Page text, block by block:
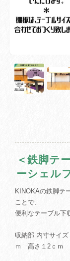
＜鉄脚テ
ーシェル
KINOKAの鉄脚テ
ことで、
便利なテーブル下
収納部 内寸サイ
ｍ 高さ１2ｃｍ